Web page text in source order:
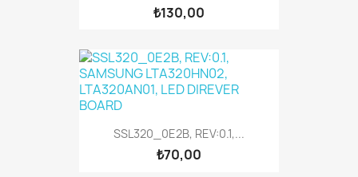
₺130,00
SSL320_0E2B, REV:0.1,...
₺70,00